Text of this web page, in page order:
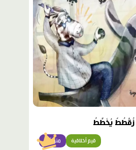
زُقْطُطٌ يُخَطِّطُ
متوسّط قيم أخلاقية